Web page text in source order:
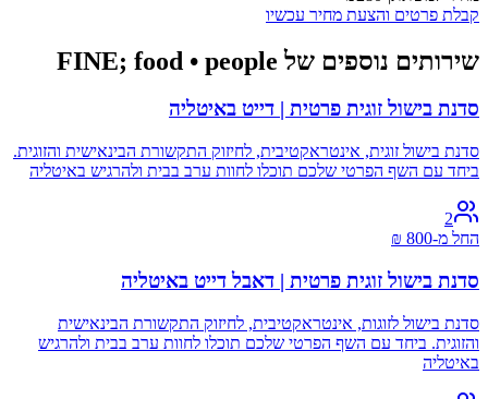
קבלת פרטים והצעת מחיר עכשיו
שירותים נוספים של FINE; food • people
סדנת בישול זוגית פרטית | דייט באיטליה
סדנת בישול זוגית, אינטראקטיבית, לחיזוק התקשורת הבינאישית והזוגית.
ביחד עם השף הפרטי שלכם תוכלו לחוות ערב בבית ולהרגיש באיטליה
2
החל מ-800
₪
סדנת בישול זוגית פרטית | דאבל דייט באיטליה
סדנת בישול לזוגות, אינטראקטיבית, לחיזוק התקשורת הבינאישית
והזוגית. ביחד עם השף הפרטי שלכם תוכלו לחוות ערב בבית ולהרגיש
באיטליה